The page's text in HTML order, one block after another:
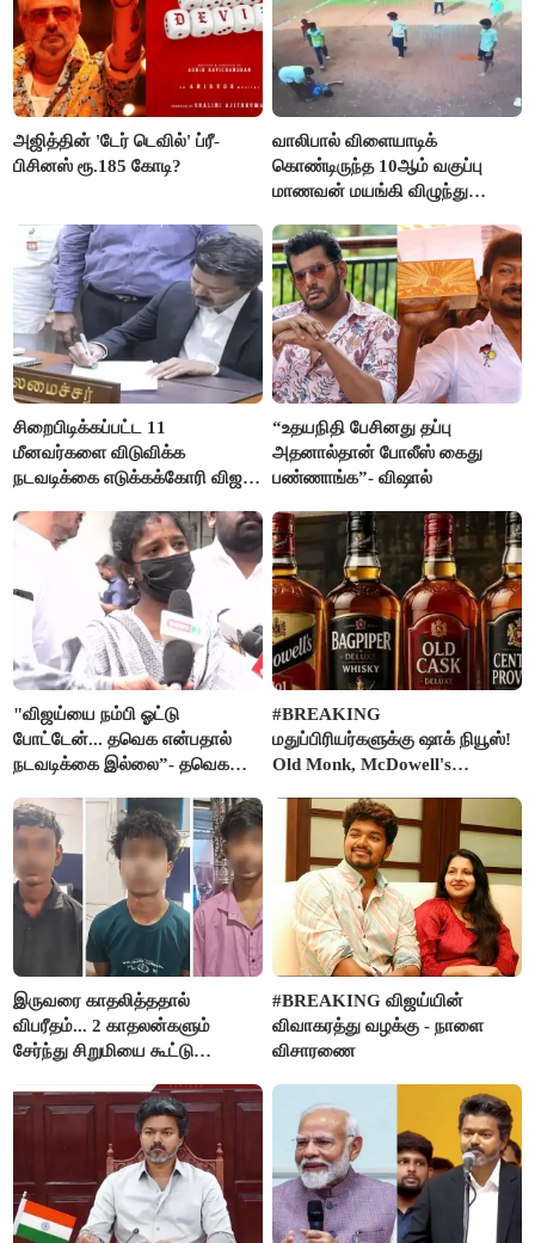
அஜித்தின் 'டேர் டெவில்' ப்ரீ-
பிசினஸ் ரூ.185 கோடி?
வாலிபால் விளையாடிக்
கொண்டிருந்த 10ஆம் வகுப்பு
மாணவன் மயங்கி விழுந்து
சிறைபிடிக்கப்பட்ட 11
மீனவர்களை விடுவிக்க
நடவடிக்கை எடுக்கக்கோரி விஜய்
“உதயநிதி பேசினது தப்பு
அதனால்தான் போலீஸ் கைது
பண்ணாங்க”- விஷால்
"விஜய்யை நம்பி ஓட்டு
போட்டேன்... தவெக என்பதால்
நடவடிக்கை இல்லை”- தவெக
கதறல்
#BREAKING
மதுப்பிரியர்களுக்கு ஷாக் நியூஸ்!
Old Monk, McDowell's
FSSAI தடை
இருவரை காதலித்ததால்
விபரீதம்... 2 காதலன்களும்
சேர்ந்து சிறுமியை கூட்டு
செய்த கொடூரம்
#BREAKING விஜய்யின்
விவாகரத்து வழக்கு - நாளை
விசாரணை